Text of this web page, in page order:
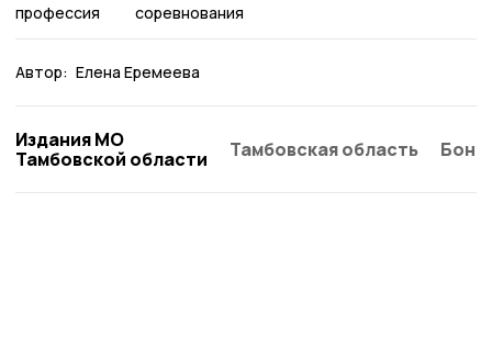
профессия соревнования
Автор: Елена Еремеева
Издания МО
Тамбовской области
Тамбовская область